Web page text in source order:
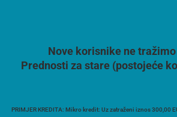
Nove korisnike ne
Prednosti za stare (postojeće
PRIMJER KREDITA: Mikro kredit: Uz zatraženi iznos 300,00